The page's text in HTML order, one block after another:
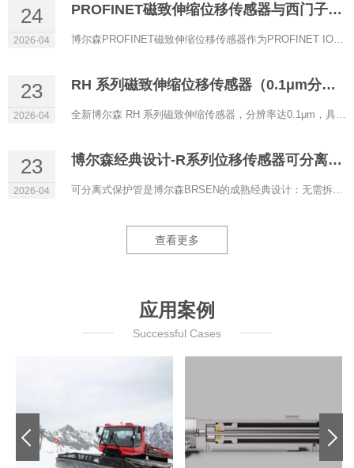
24
2026-04
PROFINET磁致伸缩位移传感器与西门子PLC通讯配置
23
2026-04
RH 系列磁致伸缩位移传感器（0.1μm分辨率）
23
2026-04
博尔森经典设计-R系列位移传感器可分离式保护管
查看更多
应用案例
Successful Cases